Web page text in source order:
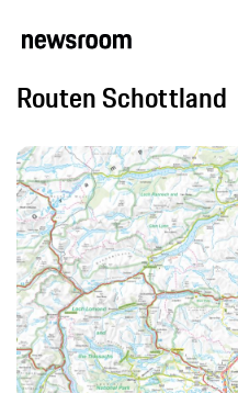
Routen Schottland